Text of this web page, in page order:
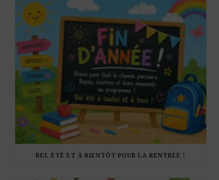
BEL ÉTÉ ET À BIENTÔT POUR LA RENTRÉE !